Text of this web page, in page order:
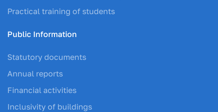
Practical training of students
Public Information
Statutory documents
Annual reports
Financial activities
Inclusivity of buildings